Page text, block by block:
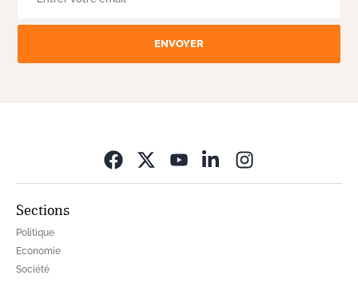
ENVOYER
Sections
Politique
Economie
Société